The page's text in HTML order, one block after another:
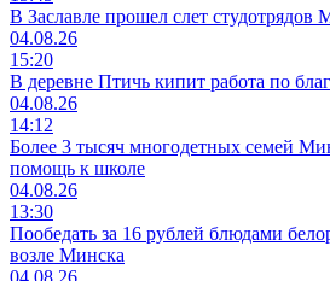
В Заславле прошел слет
04.08.26
15:20
В деревне Птичь кипит работа по
04.08.26
14:12
Более 3 тысяч многодетных семей
помощь к школе
04.08.26
13:30
Пообедать за 16 рублей блюдами
возле Минска
04.08.26